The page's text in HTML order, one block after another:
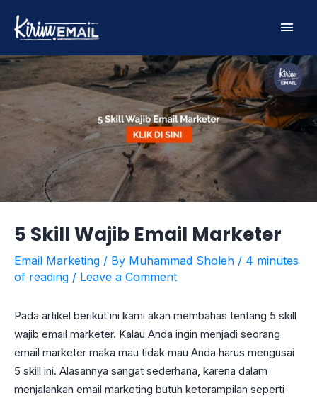
content
Main
5 Skill Wajib Email Marketer
Email Marketing / By Muhammad Sholeh / 4 minutes
of reading / Leave a Comment
Pada artikel berikut ini kami akan membahas tentang 5 skill
wajib email marketer. Kalau Anda ingin menjadi seorang
email marketer maka mau tidak mau Anda harus mengusai
5 skill ini. Alasannya sangat sederhana, karena dalam
menjalankan email marketing butuh keterampilan seperti